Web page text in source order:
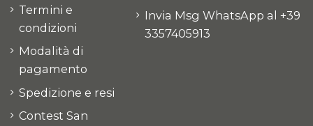
Termini e
condizioni
Modalità di
pagamento
Spedizione e resi
Contest San
Invia Msg WhatsApp al +39
3357405913